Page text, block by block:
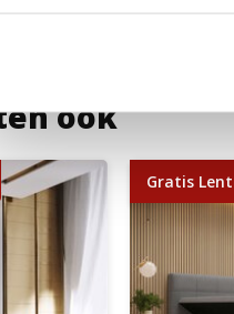
ook
Gratis